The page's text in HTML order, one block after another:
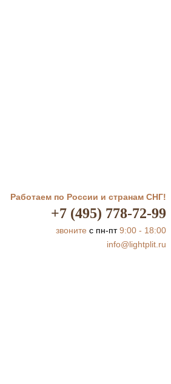
Работаем по России и странам СНГ!
+7 (495) 778-72-99
звоните с пн-пт9:00 - 18:00
info@lightplit.ru